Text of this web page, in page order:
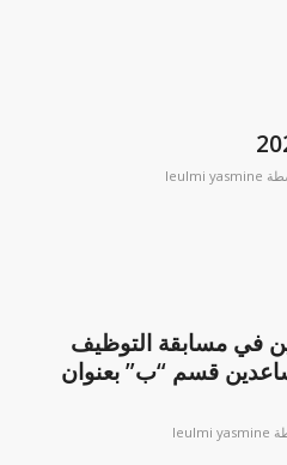
leulmi yasmine
في مسابقة التوظيف
قسم “ب” بعنوان
leulmi yasmine